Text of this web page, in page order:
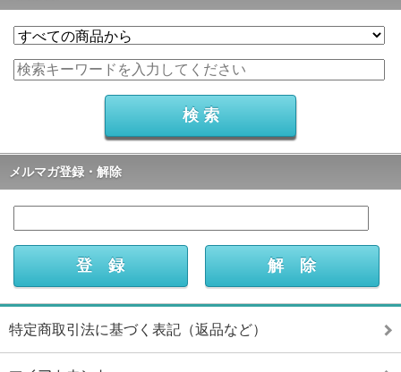
メルマガ登録・解除
特定商取引法に基づく表記（返品など）